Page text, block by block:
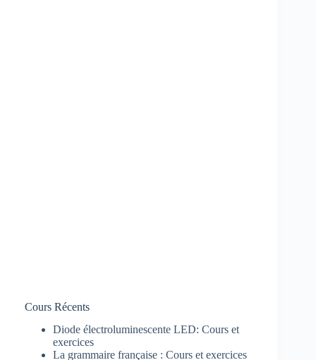
Cours Récents
Diode électroluminescente LED: Cours et
exercices
La grammaire française : Cours et exercices